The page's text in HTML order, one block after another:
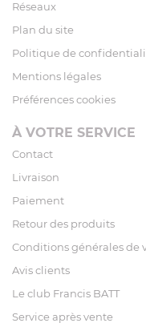
Réseaux
Plan du site
Politique de
Mentions légales
Préférences cookies
À VOTRE SERVICE
Contact
Livraison
Paiement
Retour des produits
Conditions générales de
Avis clients
Le club Francis BATT
Service après vente